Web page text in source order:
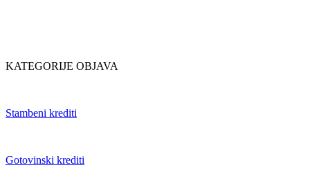
KATEGORIJE OBJAVA
Stambeni krediti
Gotovinski krediti